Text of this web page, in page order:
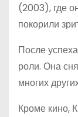
(2003), где
покорили
После
роли. Она
многих
Кроме кино,